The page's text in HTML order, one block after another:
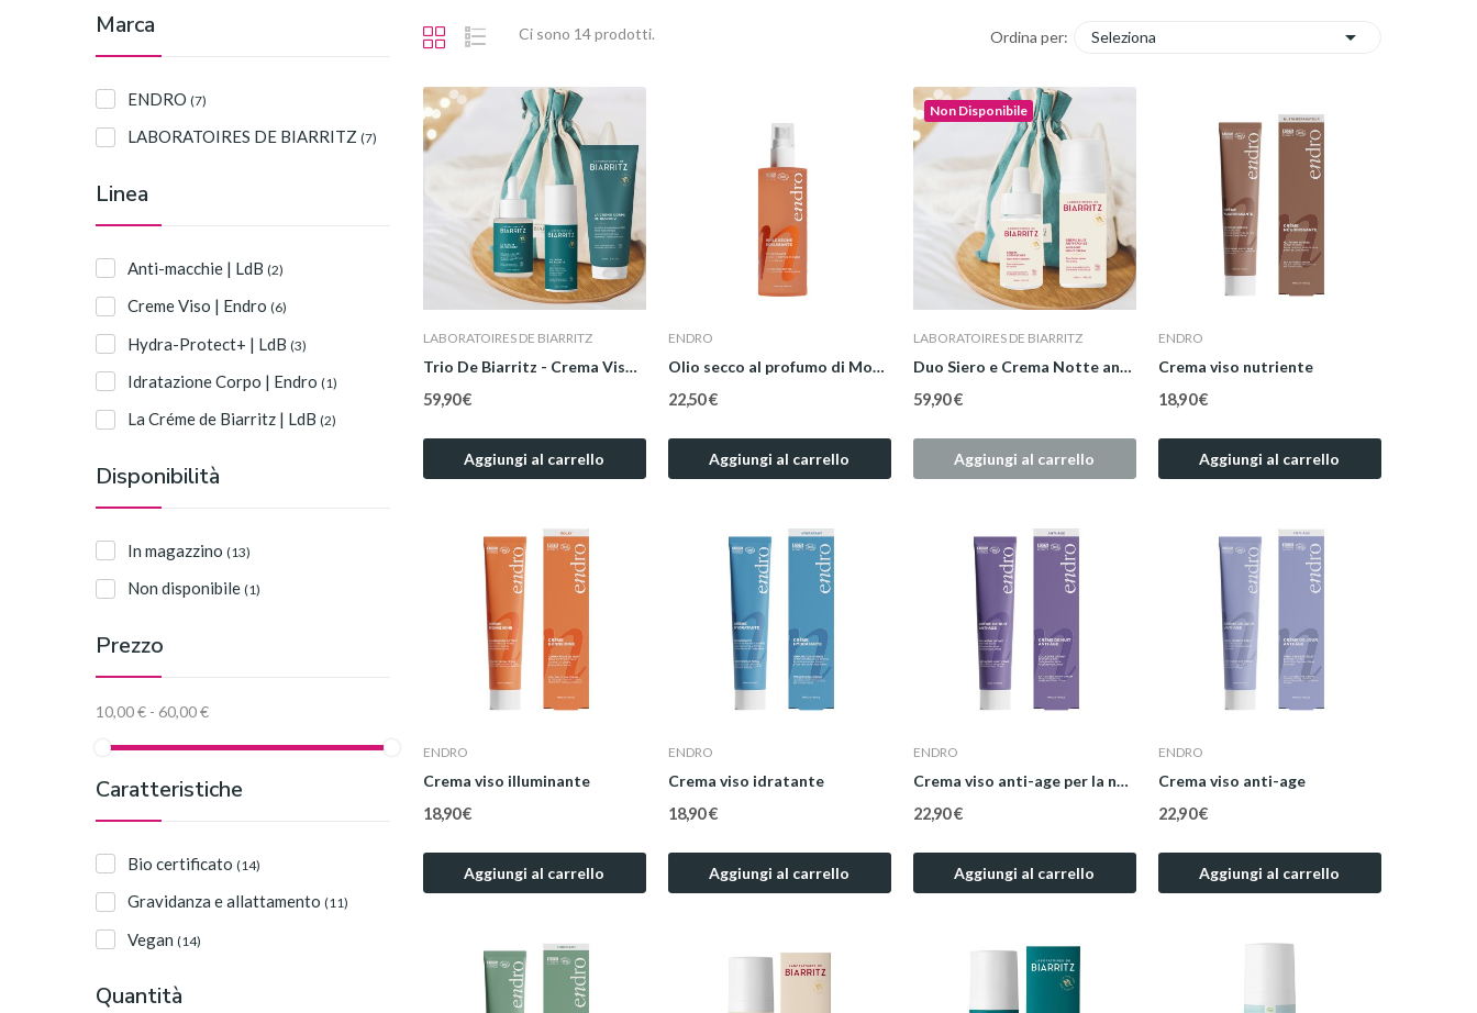
Marca
ENDRO (7)
LABORATOIRES DE BIARRITZ (7)
Linea
Anti-macchie | LdB (2)
Creme Viso | Endro (6)
Hydra-Protect+ | LdB (3)
Idratazione Corpo | Endro (1)
La Créme de Biarritz | LdB (2)
Disponibilità
In magazzino (13)
Non disponibile (1)
Prezzo
10,00 € - 60,00 €
Caratteristiche
Bio certificato (14)
Gravidanza e allattamento (11)
Vegan (14)
Quantità
Ci sono 14 prodotti. Ordina per: Seleziona 
LABORATOIRES DE BIARRITZ
Trio De Biarritz - Crema Viso, Siero Viso e...
59,90 €
Aggiungi al carrello
ENDRO
Olio secco al profumo di Monoï 3 in 1
22,50 €
Aggiungi al carrello
Non Disponibile
LABORATOIRES DE BIARRITZ
Duo Siero e Crema Notte anti macchie
59,90 €
Aggiungi al carrello
ENDRO
Crema viso nutriente
18,90 €
Aggiungi al carrello
ENDRO
Crema viso illuminante
18,90 €
Aggiungi al carrello
ENDRO
Crema viso idratante
18,90 €
Aggiungi al carrello
ENDRO
Crema viso anti-age per la notte
22,90 €
Aggiungi al carrello
ENDRO
Crema viso anti-age
22,90 €
Aggiungi al carrello